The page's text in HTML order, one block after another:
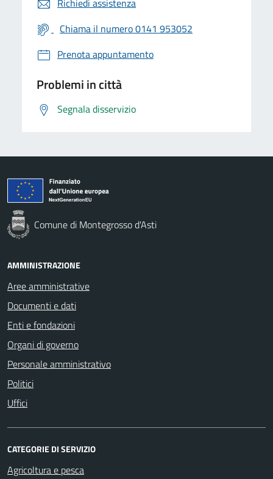
Richiedi assistenza
Chiama il numero 0141 953052
Prenota appuntamento
Problemi in città
Segnala disservizio
Comune di Montegrosso d'Asti
AMMINISTRAZIONE
Aree amministrative
Documenti e dati
Enti e fondazioni
Organi di governo
Personale amministrativo
Politici
Uffici
CATEGORIE DI SERVIZIO
Agricoltura e pesca